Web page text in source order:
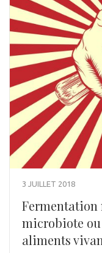
3 JUILLET 2018
Fermentation
microbiote
aliments